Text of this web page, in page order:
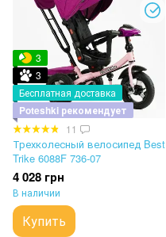
3
3
Бесплатная доставка
Poteshki рекомендует
11
Трехколесный велосипед Best
Trike 6088F 736-07
4 028 грн
В наличии
Купить